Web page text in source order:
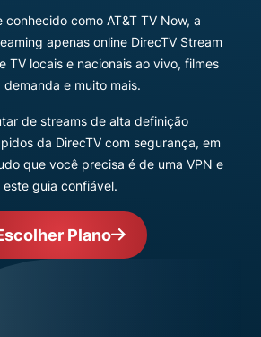
conhecido como AT&T TV Now, a
apenas online DirecTV Stream
TV locais e nacionais ao vivo, filmes
demanda e muito mais.
de streams de alta definição
da DirecTV com segurança, em
que você precisa é de uma VPN e
este guia confiável.
Plano